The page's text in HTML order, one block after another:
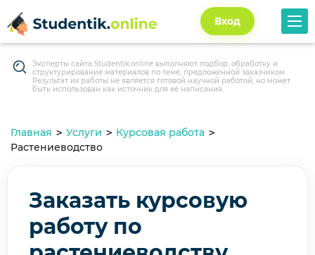
Вход
Эксперты сайта Studentik.online выполняют подбор, обработку и
структурирование материалов по теме, предложенной заказчиком.
Результат их работы не является готовой научной работой, но может
быть использован как источник для её написания.
Главная Услуги
Курсовая работа
Растениеводство
Заказать курсовую
работу по